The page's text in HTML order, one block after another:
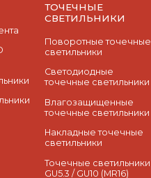
ТОЧЕЧНЫЕ
СВЕТИЛЬНИКИ
Поворотные точечные
светильники
Cветодиодные
точечные светильники
Влагозащищенные
точечные светильники
Накладные точечные
светильники
Точечные светильники
GU5.3 / GU10 (MR16)